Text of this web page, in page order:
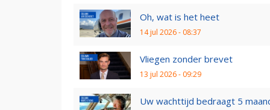
Oh, wat is het heet
14 jul 2026 - 08:37
Vliegen zonder brevet
13 jul 2026 - 09:29
Uw wachttijd bedraagt 5